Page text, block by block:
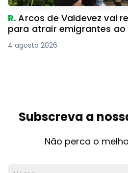
R.Arcos de Valdevez vai
para atrair emigrantes ao
4 agosto 2026
Subscreva a
Não perca o